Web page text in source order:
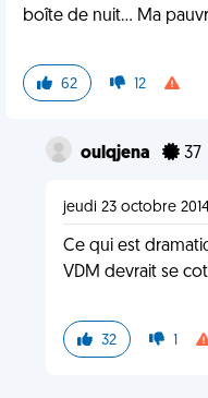
boîte de nuit... Ma
62 12
oulqjena 37
jeudi 23 octobre
Ce qui est
VDM devrait se
32 1